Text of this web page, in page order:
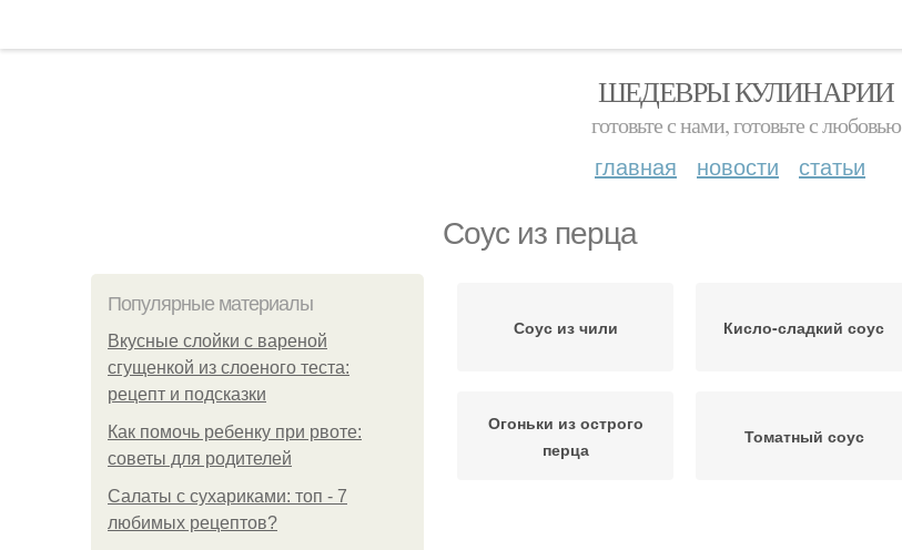
ШЕДЕВРЫ КУЛИНАРИИ
готовьте с нами, готовьте с любовью
главная новости статьи
Соус из перца
Популярные материалы
Вкусные слойки с вареной
сгущенкой из слоеного теста:
рецепт и подсказки
Как помочь ребенку при рвоте:
советы для родителей
Салаты с сухариками: топ - 7
любимых рецептов?
Соус из чили Кисло-сладкий соус
Огоньки из острого
перца
Томатный соус